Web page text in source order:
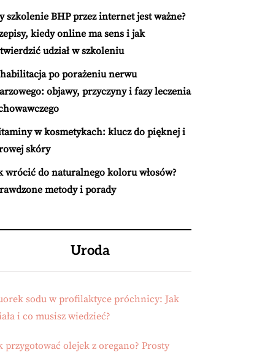
szkolenie BHP przez internet jest ważne?
kiedy online ma sens i jak
udział w szkoleniu
po porażeniu nerwu
objawy, przyczyny i fazy leczenia
w kosmetykach: klucz do pięknej i
skóry
wrócić do naturalnego koloru włosów?
metody i porady
Uroda
sodu w profilaktyce próchnicy: Jak
i co musisz wiedzieć?
przygotować olejek z oregano? Prosty